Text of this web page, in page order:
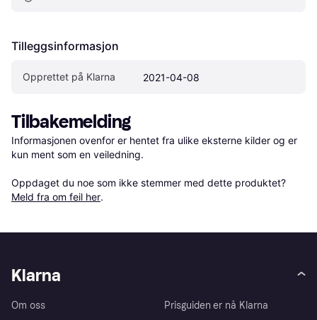
Tilleggsinformasjon
Opprettet på Klarna 2021-04-08
Tilbakemelding
Informasjonen ovenfor er hentet fra ulike eksterne kilder og er
kun ment som en veiledning.
Oppdaget du noe som ikke stemmer med dette produktet?
Meld fra om feil her.
Klarna
Om oss
Prisguiden er nå Klarna